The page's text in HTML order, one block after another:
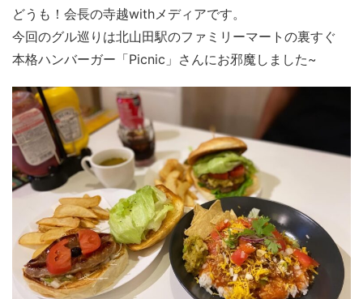
どうも！会長の寺越withメディアです。
今回のグル巡りは北山田駅のファミリーマートの裏すぐ
本格ハンバーガー「Picnic」さんにお邪魔しました~